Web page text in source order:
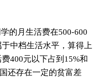
的月生活费在500-600
中档生活水平，算得上
400元以下占到15%和
还存在一定的贫富差